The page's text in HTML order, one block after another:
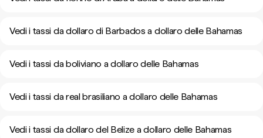
Vedi i tassi da dollaro di Barbados a dollaro delle Bahamas
Vedi i tassi da boliviano a dollaro delle Bahamas
Vedi i tassi da real brasiliano a dollaro delle Bahamas
Vedi i tassi da dollaro del Belize a dollaro delle Bahamas